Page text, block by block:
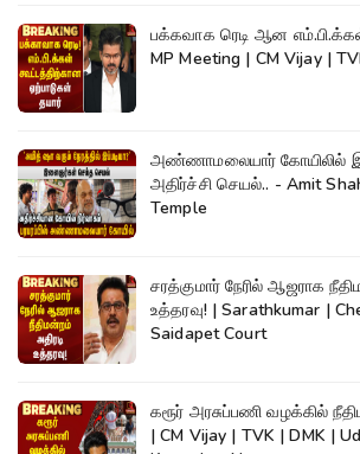
பக்கவாக ரெடி ஆன
MP Meeting | CM Vijay |
அண்ணாமலையார் கோயிலில்
அதிர்ச்சி செயல்.. - Amit
Temple
சரத்குமார் நேரில் ஆஜராக
உத்தரவு! | Sarathkumar |
Saidapet Court
கரூர் அரசுப்பணி வழக்கில்
| CM Vijay | TVK | DMK |